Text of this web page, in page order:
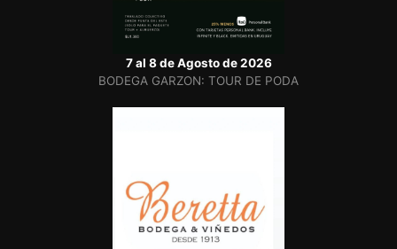
7 al 8 de Agosto de 2026
BODEGA GARZON: TOUR DE PODA